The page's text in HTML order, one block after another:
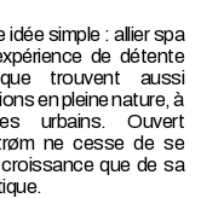
idée simple : allier spa
de détente
trouvent aussi
en pleine nature, à
urbains. Ouvert
ne cesse de se
que de sa